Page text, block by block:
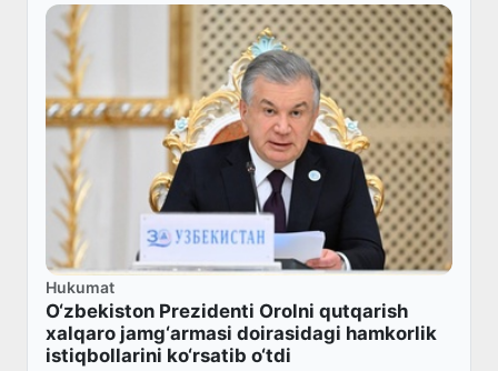
Hukumat
O‘zbekiston Prezidenti Orolni qutqarish
xalqaro jamg‘armasi doirasidagi hamkorlik
istiqbollarini ko‘rsatib o‘tdi